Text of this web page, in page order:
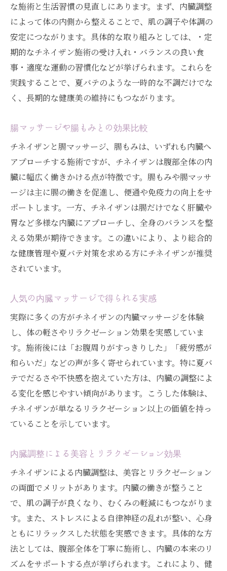
な施術と生活習慣の見直しにあります。まず、内臓調整
によって体の内側から整えることで、肌の調子や体調の
安定につながります。具体的な取り組みとしては、・定
期的なチネイザン施術の受け入れ・バランスの良い食
事・適度な運動の習慣化などが挙げられます。これらを
実践することで、夏バテのような一時的な不調だけでな
く、長期的な健康美の維持にもつながります。
腸マッサージや腸もみとの効果比較
チネイザンと腸マッサージ、腸もみは、いずれも内臓へ
アプローチする施術ですが、チネイザンは腹部全体の内
臓に幅広く働きかける点が特徴です。腸もみや腸マッサ
ージは主に腸の働きを促進し、便通や免疫力の向上をサ
ポートします。一方、チネイザンは腸だけでなく肝臓や
胃など多様な内臓にアプローチし、全身のバランスを整
える効果が期待できます。この違いにより、より総合的
な健康管理や夏バテ対策を求める方にチネイザンが推奨
されています。
人気の内臓マッサージで得られる実感
実際に多くの方がチネイザンの内臓マッサージを体験
し、体の軽さやリラクゼーション効果を実感していま
す。施術後には「お腹周りがすっきりした」「疲労感が
和らいだ」などの声が多く寄せられています。特に夏バ
テでだるさや不快感を抱えていた方は、内臓の調整によ
る変化を感じやすい傾向があります。こうした体験は、
チネイザンが単なるリラクゼーション以上の価値を持っ
ていることを示しています。
内臓調整による美容とリラクゼーション効果
チネイザンによる内臓調整は、美容とリラクゼーション
の両面でメリットがあります。内臓の働きが整うこと
で、肌の調子が良くなり、むくみの軽減にもつながりま
す。また、ストレスによる自律神経の乱れが整い、心身
ともにリラックスした状態を実感できます。具体的な方
法としては、腹部全体を丁寧に施術し、内臓の本来のリ
ズムをサポートする点が挙げられます。これにより、健